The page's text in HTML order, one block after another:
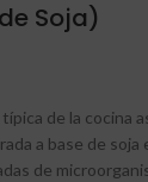
Soja)
típica de la cocina
a base de soja
de